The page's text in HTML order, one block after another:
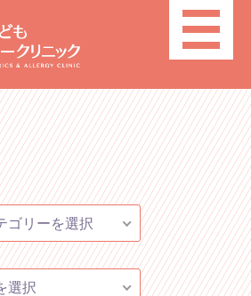
toggle
ゴリーを選択
選択